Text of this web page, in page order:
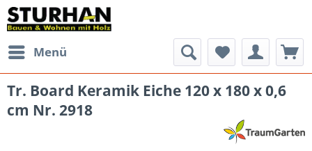
Menü
Tr. Board Keramik Eiche 120 x 180 x 0,6
cm Nr. 2918